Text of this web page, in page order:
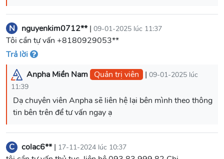
N nguyenkim0712**| 09-01-2025 lúc 11:37
Tôi cần tự vấn +8180929053**
Trả lời
Anpha Miền Nam Quản trị viên | 09-01-2025 lúc
11:39
Dạ chuyên viên Anpha sẽ liên hệ lại bên mình theo thông
tin bên trên để tư vấn ngay ạ
C colac6**| 17-11-2024 lúc 10:37